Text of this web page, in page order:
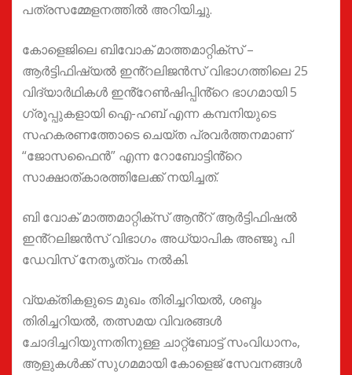
പത്രസമ്മേളനത്തിൽ അറിയിച്ചു.
കോളെജിലെ ബിവോക് മാത്തമാറ്റിക്സ് –
ആർട്ടിഫിഷ്യൽ ഇൻ്റലിജൻസ് വിഭാഗത്തിലെ 25
വിദ്യാർഥികൾ ഇൻ്റേൺഷിപ്പിൻ്റെ ഭാഗമായി 5
ഗ്രൂപ്പുകളായി ഐ-ഹബ് എന്ന കമ്പനിയുടെ
സഹകരണത്തോടെ ചെയ്ത പ്രവർത്തനമാണ്
“ജോസഫൈൻ” എന്ന റോബോട്ടിൻ്റെ
സാക്ഷാത്കാരത്തിലേക്ക് നയിച്ചത്.
ബി വോക് മാത്തമാറ്റിക്സ് ആൻ്റ് ആർട്ടിഫിഷൽ
ഇൻ്റലിജൻസ് വിഭാഗം അധ്യാപിക അഞ്ജു പി
ഡേവിസ് നേതൃത്വം നൽകി.
വ്യക്തികളുടെ മുഖം തിരിച്ചറിയൽ, ശബ്ദം
തിരിച്ചറിയൽ, തത്സമയ വിവരങ്ങൾ
ചോദിച്ചറിയുന്നതിനുള്ള ചാറ്റ്ബോട്ട് സംവിധാനം,
ആളുകൾക്ക് സുഗമമായി കോളെജ് സേവനങ്ങൾ